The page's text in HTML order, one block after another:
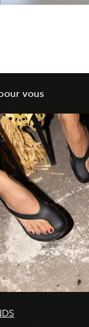
vous